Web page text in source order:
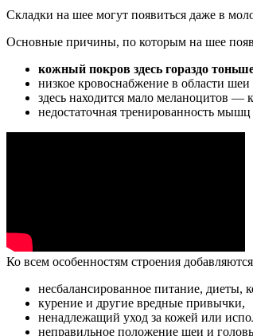
Складки на шее могут появиться даже в
Основные причины, по которым на шее
кожный покров здесь гораздо
низкое кровоснабжение в области
здесь находится мало меланоцитов —
недостаточная тренированность
Ко всем особенностям строения
несбалансированное питание, диеты,
курение и другие вредные привычки,
ненадлежащий уход за кожей или
неправильное положение шеи и